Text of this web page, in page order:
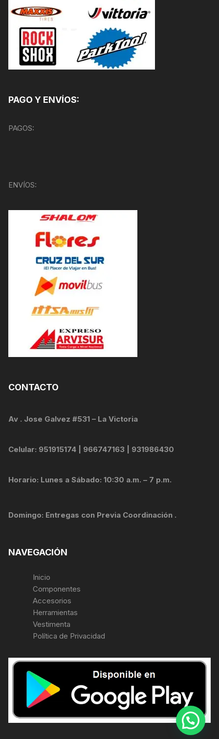
PAGO Y ENVÍOS:
PAGOS:
ENVÍOS:
CONTACTO
Av . Jose Galvez #531 – La Victoria
Celular: 951915174 | 966747163 | 931986430
Horario: Lunes a Sábado: 10:30 a.m. – 7 p.m.
Domingo: Entregas con Previa Coordinación .
NAVEGACIÓN
Inicio
Componentes
Accesorios
Herramientas
Vestimenta
Política de Privacidad